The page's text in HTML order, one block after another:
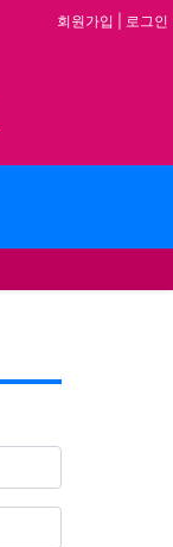
회원가입 로그인